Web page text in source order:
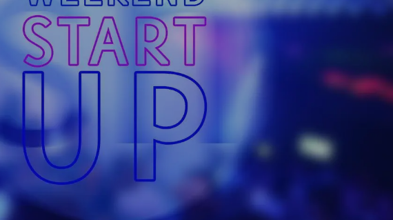
ANMELDEN
Registrieren
Benutzername vergessen
Passwort vergessen
Anmelden über ein Soziales Netzwerk
Mit Facebook anmelden
Mit Google anmelden